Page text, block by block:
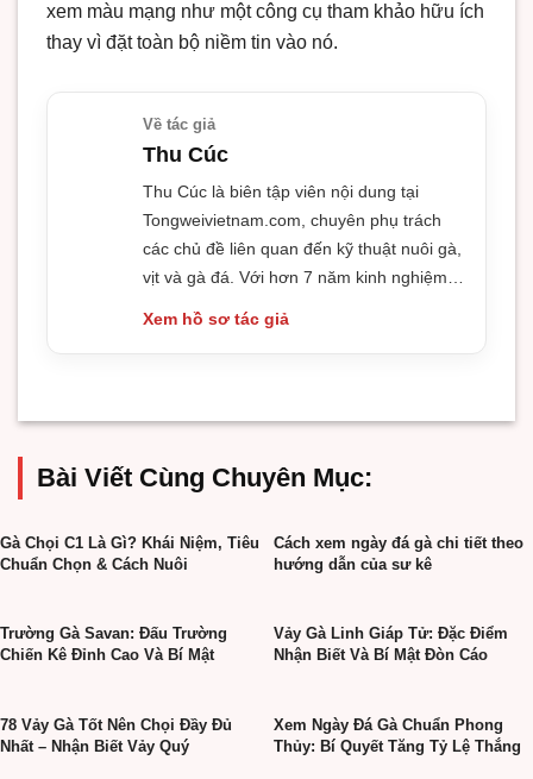
xem màu mạng như một công cụ tham khảo hữu ích
thay vì đặt toàn bộ niềm tin vào nó.
Về tác giả
Thu Cúc
Thu Cúc là biên tập viên nội dung tại
Tongweivietnam.com, chuyên phụ trách
các chủ đề liên quan đến kỹ thuật nuôi gà,
vịt và gà đá. Với hơn 7 năm kinh nghiệm
Xem hồ sơ tác giả
Bài Viết Cùng Chuyên Mục:
Gà Chọi C1 Là Gì? Khái Niệm, Tiêu
Chuẩn Chọn & Cách Nuôi
Cách xem ngày đá gà chi tiết theo
hướng dẫn của sư kê
Trường Gà Savan: Đấu Trường
Chiến Kê Đỉnh Cao Và Bí Mật
Vảy Gà Linh Giáp Tử: Đặc Điểm
Nhận Biết Và Bí Mật Đòn Cáo
78 Vảy Gà Tốt Nên Chọi Đầy Đủ
Nhất – Nhận Biết Vảy Quý
Xem Ngày Đá Gà Chuẩn Phong
Thủy: Bí Quyết Tăng Tỷ Lệ Thắng